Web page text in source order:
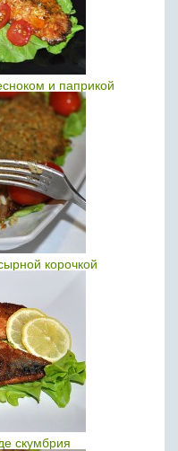
и паприкой
корочкой
скумбрия